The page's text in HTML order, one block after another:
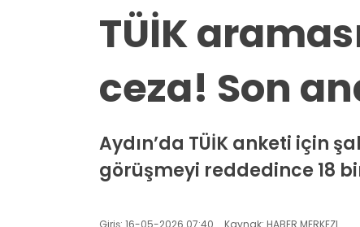
TÜİK
ceza! Son
Aydın’da TÜİK anketi için
görüşmeyi reddedince 18
Giriş: 16-05-2026 07:40 Kaynak: HABER MERKEZI